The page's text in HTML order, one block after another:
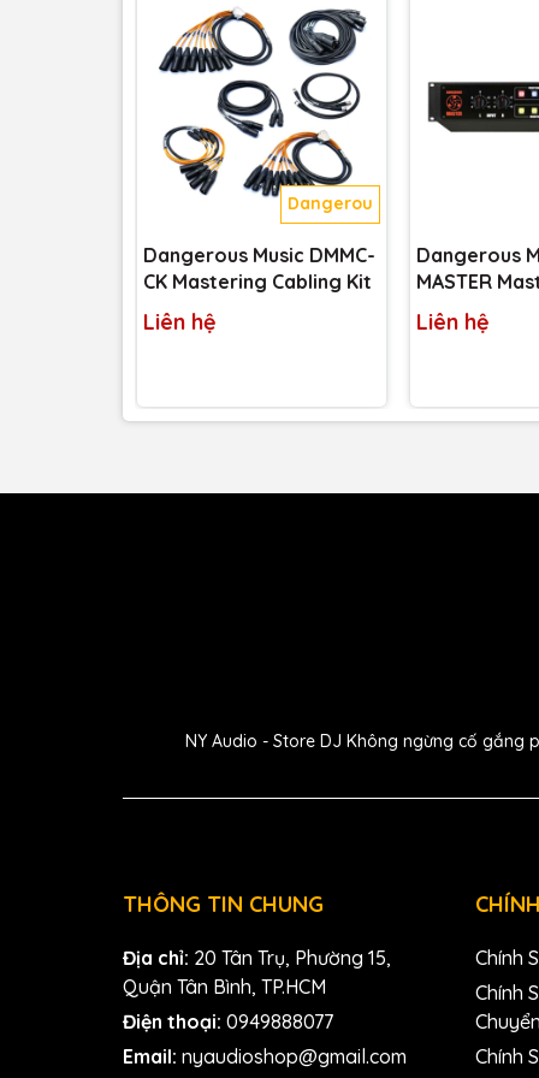
sâu âm nhạc” theo ý muốn.
Kèm theo cáp chuyển 6-pin –
Kích thước: 2U – gọn gàng vừa vặn, vừa đủ
cho các gearMasteringkhác.
Nguồn điện ngoài cách ly: Không chỉ giúp
trong môi trường Mastering
Mã sản phẩm:MASTER CUTTER
Dangerous
Dangerous Music DMMC-
CK Mastering Cabling Kit
Liên hệ
Dangerous
MASTER
Transfer
Liên hệ
NY Audio - Store DJ Không ngừng cố gắng
THÔNG TIN CHUNG
Địa chỉ: 20 Tân Trụ, Phường 15,
Quận Tân Bình, TP.HCM
Điện thoại: 0949888077
Email: nyaudioshop@gmail.com
Chính
Chính
Chuyển
Chính